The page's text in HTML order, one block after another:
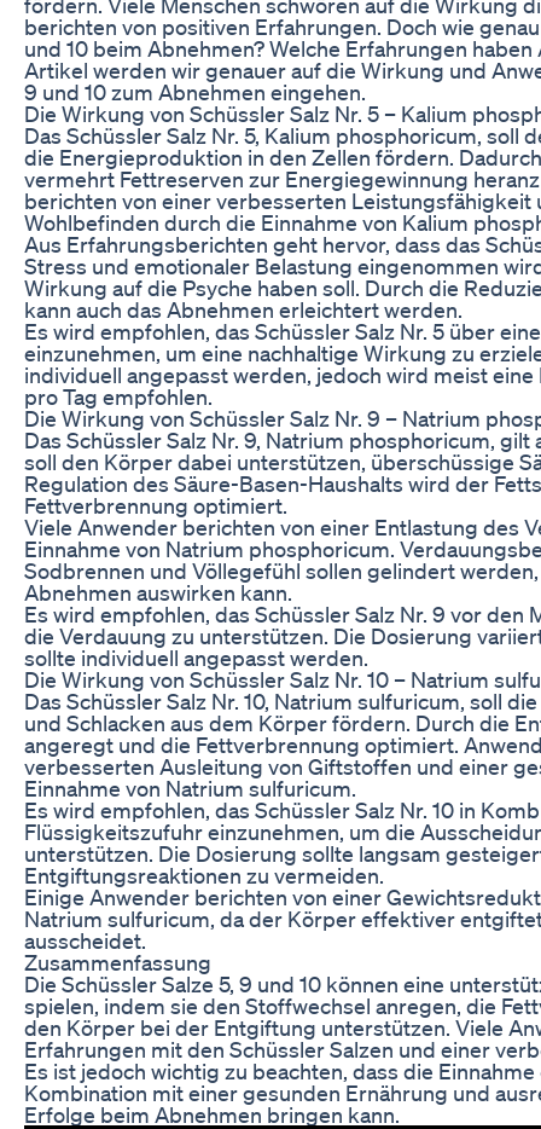
berichten von positiven Erfahrungen. Doch wie
und 10 beim Abnehmen? Welche Erfahrungen
Artikel werden wir genauer auf die Wirkung und
9 und 10 zum Abnehmen eingehen.
Die Wirkung von Schüssler Salz Nr. 5 – Kalium
Das Schüssler Salz Nr. 5, Kalium phosphoricum, soll
die Energieproduktion in den Zellen fördern.
vermehrt Fettreserven zur Energiegewinnung
berichten von einer verbesserten
Wohlbefinden durch die Einnahme von Kalium
Aus Erfahrungsberichten geht hervor, dass das
Stress und emotionaler Belastung eingenommen
Wirkung auf die Psyche haben soll. Durch die
kann auch das Abnehmen erleichtert werden.
Es wird empfohlen, das Schüssler Salz Nr. 5 über
einzunehmen, um eine nachhaltige Wirkung zu
individuell angepasst werden, jedoch wird meist eine
pro Tag empfohlen.
Die Wirkung von Schüssler Salz Nr. 9 – Natrium
Das Schüssler Salz Nr. 9, Natrium phosphoricum,
soll den Körper dabei unterstützen, überschüssige
Regulation des Säure-Basen-Haushalts wird der
Fettverbrennung optimiert.
Viele Anwender berichten von einer Entlastung des
Einnahme von Natrium phosphoricum.
Sodbrennen und Völlegefühl sollen gelindert
Abnehmen auswirken kann.
Es wird empfohlen, das Schüssler Salz Nr. 9 vor den
die Verdauung zu unterstützen. Die Dosierung
sollte individuell angepasst werden.
Die Wirkung von Schüssler Salz Nr. 10 – Natrium
Das Schüssler Salz Nr. 10, Natrium sulfuricum, soll
und Schlacken aus dem Körper fördern. Durch die
angeregt und die Fettverbrennung optimiert.
verbesserten Ausleitung von Giftstoffen und einer
Einnahme von Natrium sulfuricum.
Es wird empfohlen, das Schüssler Salz Nr. 10 in
Flüssigkeitszufuhr einzunehmen, um die
unterstützen. Die Dosierung sollte langsam
Entgiftungsreaktionen zu vermeiden.
Einige Anwender berichten von einer
Natrium sulfuricum, da der Körper effektiver
ausscheidet.
Zusammenfassung
Die Schüssler Salze 5, 9 und 10 können eine
spielen, indem sie den Stoffwechsel anregen, die
den Körper bei der Entgiftung unterstützen. Viele
Erfahrungen mit den Schüssler Salzen und einer
Es ist jedoch wichtig zu beachten, dass die
Kombination mit einer gesunden Ernährung und
Erfolge beim Abnehmen bringen kann.